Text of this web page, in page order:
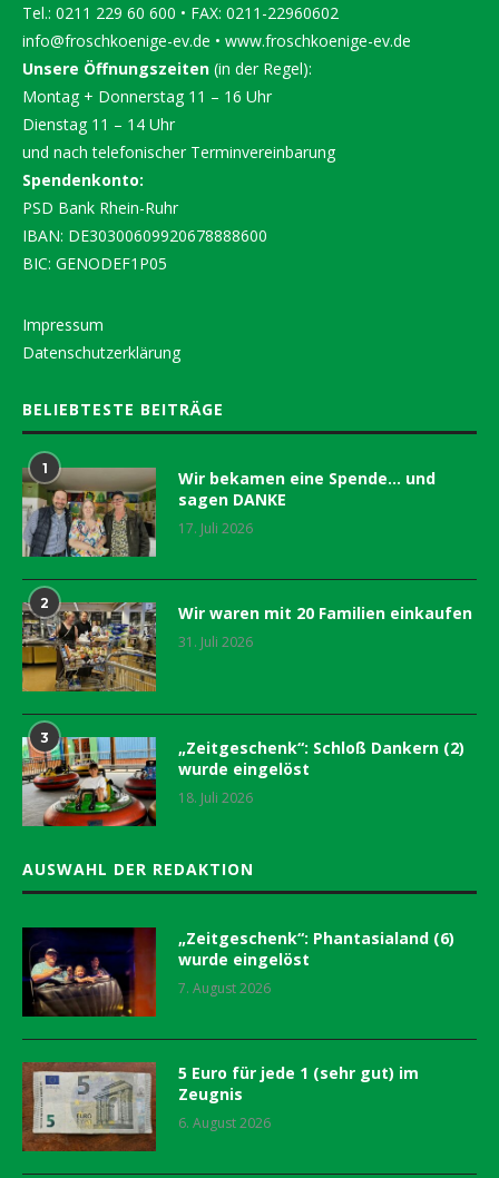
Tel.: 0211 229 60 600 • FAX: 0211-22960602
info@froschkoenige-ev.de • www.froschkoenige-ev.de
Unsere Öffnungszeiten (in der Regel):
Montag + Donnerstag 11 – 16 Uhr
Dienstag 11 – 14 Uhr
und nach telefonischer Terminvereinbarung
Spendenkonto:
PSD Bank Rhein-Ruhr
IBAN: DE30300609920678888600
BIC: GENODEF1P05
Impressum
Datenschutzerklärung
BELIEBTESTE BEITRÄGE
1
Wir bekamen eine Spende… und
sagen DANKE
17. Juli 2026
2 Wir waren mit 20 Familien einkaufen
31. Juli 2026
3
„Zeitgeschenk“: Schloß Dankern (2)
wurde eingelöst
18. Juli 2026
AUSWAHL DER REDAKTION
„Zeitgeschenk“: Phantasialand (6)
wurde eingelöst
7. August 2026
5 Euro für jede 1 (sehr gut) im
Zeugnis
6. August 2026